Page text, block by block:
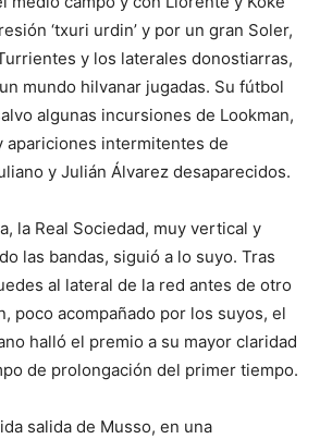
‘txuri urdin’ y por un gran Soler,
y los laterales donostiarras,
mundo hilvanar jugadas. Su fútbol
algunas incursiones de Lookman,
apariciones intermitentes de
y Julián Álvarez desaparecidos.
la Real Sociedad, muy vertical y
las bandas, siguió a lo suyo. Tras
al lateral de la red antes de otro
poco acompañado por los suyos, el
halló el premio a su mayor claridad
de prolongación del primer tiempo.
salida de Musso, en una